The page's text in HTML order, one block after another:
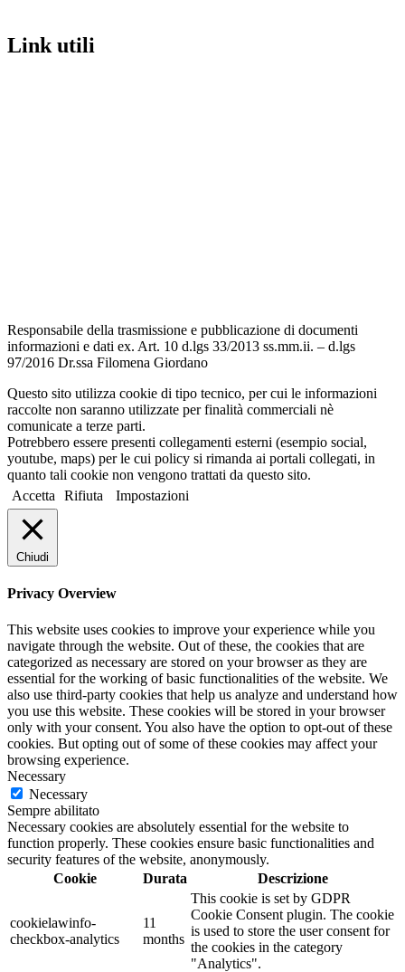
Link utili
Responsabile della trasmissione e pubblicazione di documenti
informazioni e dati ex. Art. 10 d.lgs 33/2013 ss.mm.ii. – d.lgs
97/2016 Dr.ssa Filomena Giordano
Questo sito utilizza cookie di tipo tecnico, per cui le informazioni
raccolte non saranno utilizzate per finalità commerciali nè
comunicate a terze parti.
Potrebbero essere presenti collegamenti esterni (esempio social,
youtube, maps) per le cui policy si rimanda ai portali collegati, in
quanto tali cookie non vengono trattati da questo sito.
Accetta
Rifiuta Impostazioni
Chiudi
Privacy Overview
This website uses cookies to improve your experience while you
navigate through the website. Out of these, the cookies that are
categorized as necessary are stored on your browser as they are
essential for the working of basic functionalities of the website. We
also use third-party cookies that help us analyze and understand how
you use this website. These cookies will be stored in your browser
only with your consent. You also have the option to opt-out of these
cookies. But opting out of some of these cookies may affect your
browsing experience.
Necessary
Necessary
Sempre abilitato
Necessary cookies are absolutely essential for the website to
function properly. These cookies ensure basic functionalities and
security features of the website, anonymously.
Cookie
Durata Descrizione
cookielawinfo-
checkbox-analytics
11
months
This cookie is set by GDPR
Cookie Consent plugin. The cookie
is used to store the user consent for
the cookies in the category
"Analytics".